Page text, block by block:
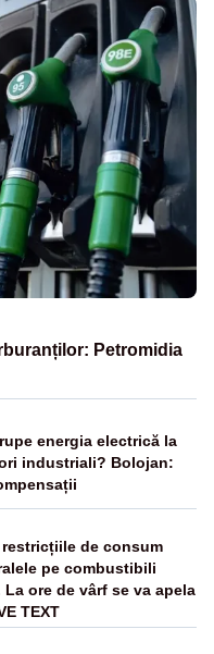
Petromidia
energia electrică la
industriali? Bolojan:
de consum
pe combustibili
ore de vârf se va apela
TEXT